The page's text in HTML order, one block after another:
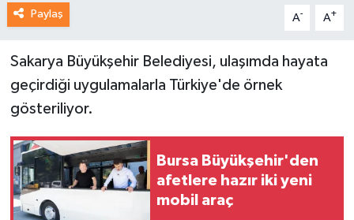
Paylaş A- A+
Sakarya Büyükşehir Belediyesi, ulaşımda hayata
geçirdiği uygulamalarla Türkiye'de örnek
gösteriliyor.
Bursa Büyükşehir'den
afetlere hazır iki yeni
mobil araç